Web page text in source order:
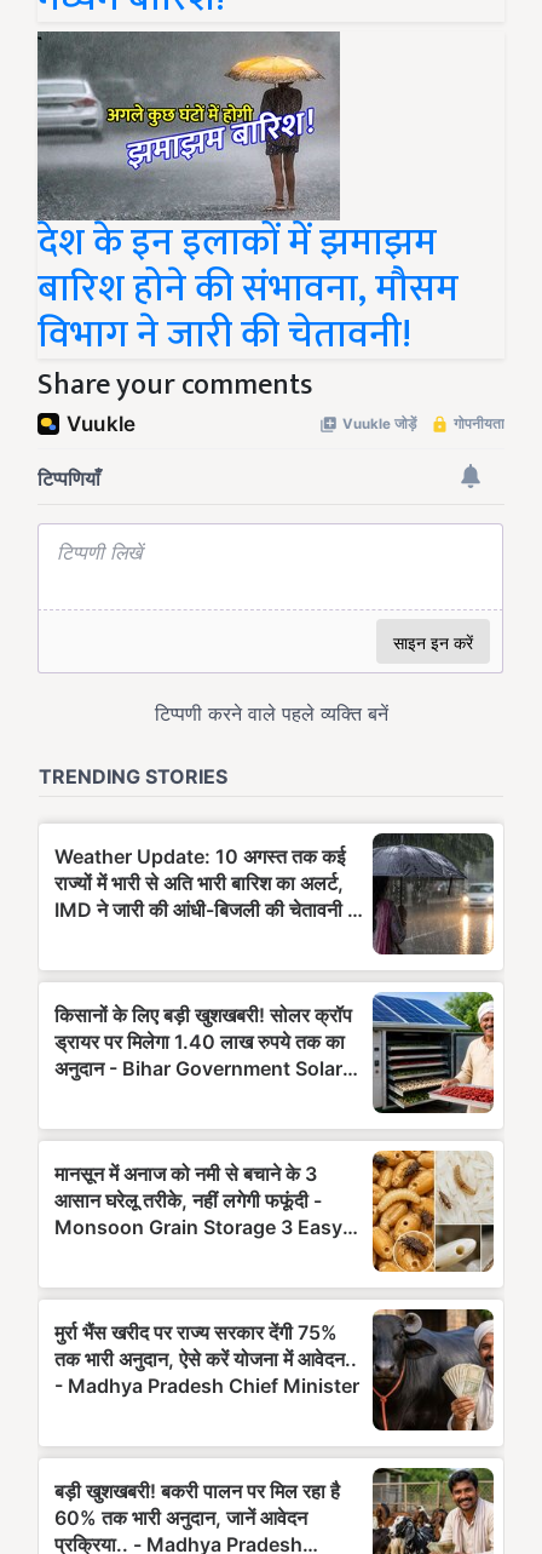
देश के इन इलाकों में झमाझम
बारिश होने की संभावना, मौसम
विभाग ने जारी की चेतावनी!
Share your comments